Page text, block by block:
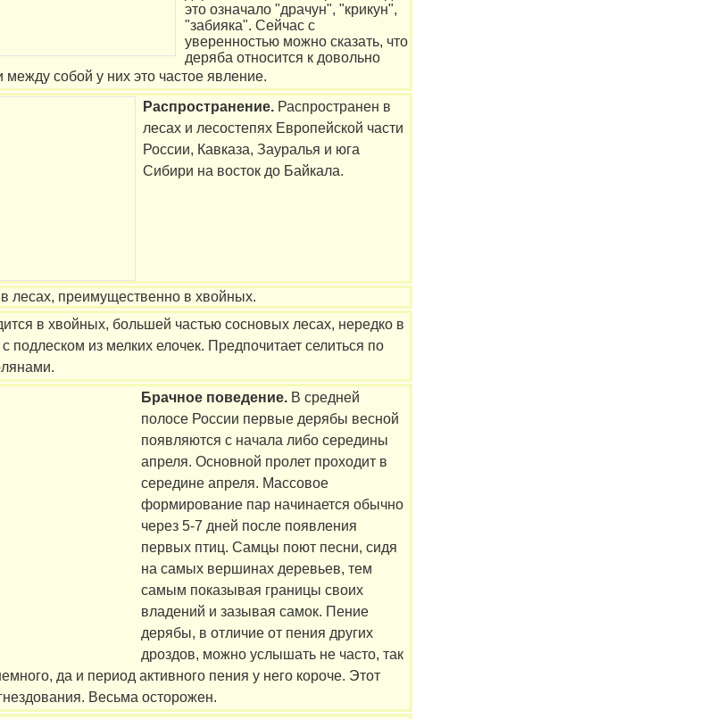
это означало "драчун", "крикун",
"забияка". Сейчас с
уверенностью можно сказать, что
деряба относится к довольно
собой у них это частое явление.
Распространение. Распространен в
лесах и лесостепях Европейской части
России, Кавказа, Зауралья и юга
Сибири на восток до Байкала.
лесах, преимущественно в хвойных.
в хвойных, большей частью сосновых лесах, нередко в
подлеском из мелких елочек. Предпочитает селиться по
Брачное поведение. В средней
полосе России первые дерябы весной
появляются с начала либо середины
апреля. Основной пролет проходит в
середине апреля. Массовое
формирование пар начинается обычно
через 5-7 дней после появления
первых птиц. Самцы поют песни, сидя
на самых вершинах деревьев, тем
самым показывая границы своих
владений и зазывая самок. Пение
дерябы, в отличие от пения других
дроздов, можно услышать не часто, так
да и период активного пения у него короче. Этот
Весьма осторожен.